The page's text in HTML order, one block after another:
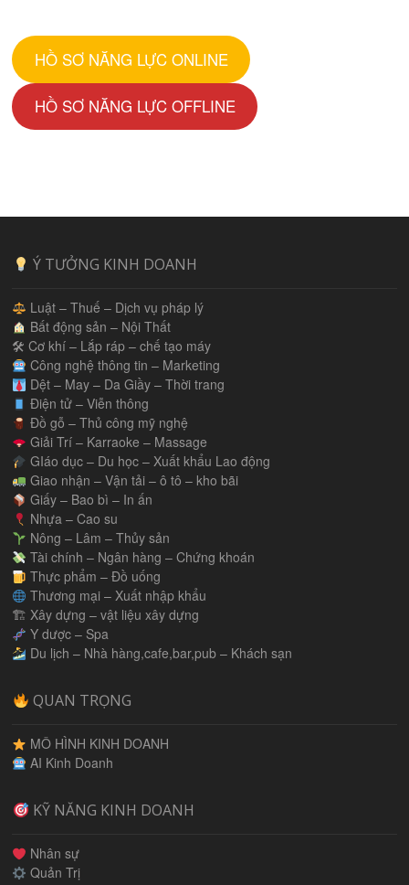
HỒ SƠ NĂNG LỰC ONLINE
HỒ SƠ NĂNG LỰC OFFLINE
Ý TƯỞNG KINH DOANH
Luật – Thuế – Dịch vụ pháp lý
Bất động sản – Nội Thất
🛠 Cơ khí – Lắp ráp – chế tạo máy
Công nghệ thông tin – Marketing
Dệt – May – Da Giầy – Thời trang
Điện tử – Viễn thông
Đồ gỗ – Thủ công mỹ nghệ
Giải Trí – Karraoke – Massage
GIáo dục – Du học – Xuất khẩu Lao động
Giao nhận – Vận tải – ô tô – kho bãi
Giấy – Bao bì – In ấn
Nhựa – Cao su
Nông – Lâm – Thủy sản
Tài chính – Ngân hàng – Chứng khoán
Thực phẩm – Đồ uống
Thương mại – Xuất nhập khẩu
🏗 Xây dựng – vật liệu xây dựng
Y dược – Spa
Du lịch – Nhà hàng,cafe,bar,pub – Khách sạn
QUAN TRỌNG
MÔ HÌNH KINH DOANH
AI Kinh Doanh
KỸ NĂNG KINH DOANH
Nhân sự
Quản Trị